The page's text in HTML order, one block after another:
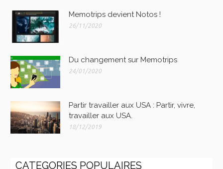
Memotrips devient Notos !
26/11/2020
Du changement sur Memotrips
24/01/2020
Partir travailler aux USA : Partir, vivre,
travailler aux USA.
18/12/2019
CATEGORIES POPULAIRES